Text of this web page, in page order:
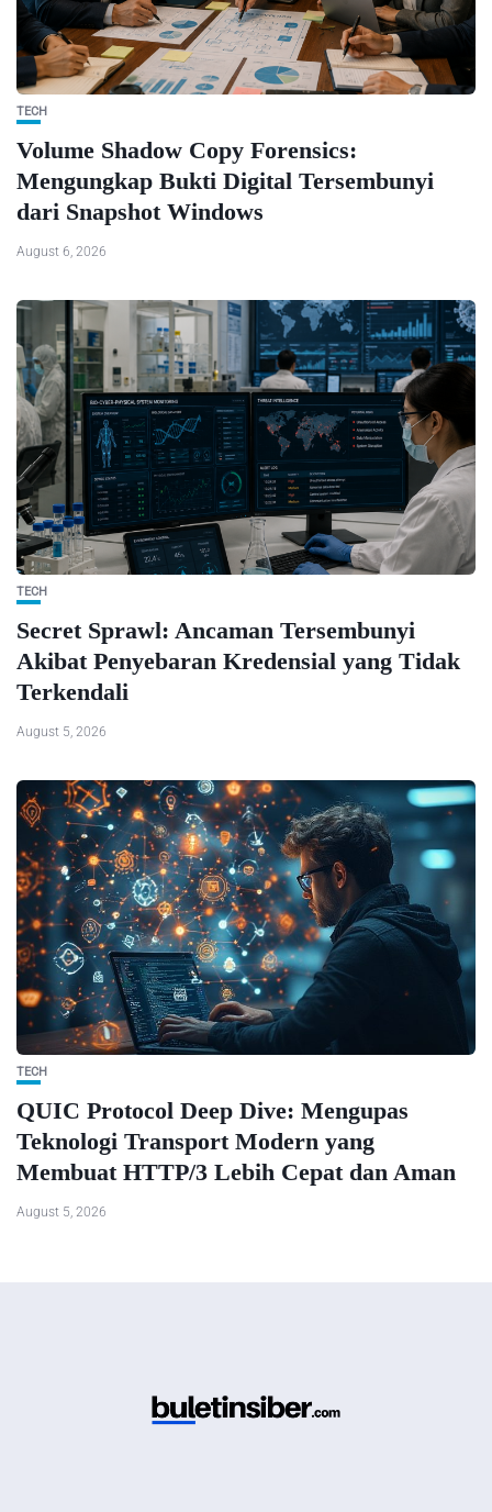
TECH
Volume Shadow Copy Forensics:
Mengungkap Bukti Digital Tersembunyi
dari Snapshot Windows
August 6, 2026
TECH
Secret Sprawl: Ancaman Tersembunyi
Akibat Penyebaran Kredensial yang Tidak
Terkendali
August 5, 2026
TECH
QUIC Protocol Deep Dive: Mengupas
Teknologi Transport Modern yang
Membuat HTTP/3 Lebih Cepat dan Aman
August 5, 2026